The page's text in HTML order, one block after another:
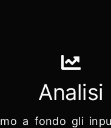
Analisi
a fondo gli